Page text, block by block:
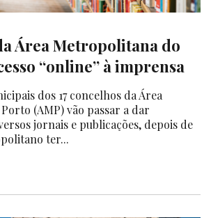
Área Metropolitana do
“online” à imprensa
dos 17 concelhos da Área
(AMP) vão passar a dar
jornais e publicações, depois de
ter...